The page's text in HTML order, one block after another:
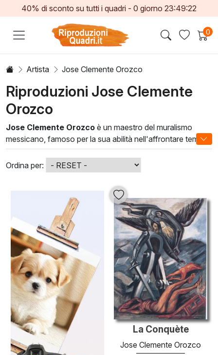
40% di sconto su tutti i quadri -0 giorno 23:49:21
0
Artista Jose Clemente Orozco
Riproduzioni Jose Clemente
Orozco
Jose Clemente Orozco è un maestro del muralismo
messicano, famoso per la sua abilità nell'affrontare temi
sociali e politici attraverso la sua arte. Le sue opere,
caratterizzate da forti contrasti cromatici e figure
espressive, riflettono le tensioni del suo tempo e offrono
uno sguardo profondo sulla condizione umana.
di Orozco sono una fusione di tecniche
innovative e stili visivi audaci, capaci di trasformare
qualsiasi spazio in un ambiente ricco di cultura e storia.
Scegliere un'opera di Orozco non solo arricchisce il
proprio arredamento, ma contribuisce anche a creare
un'atmosfera vibrante e riflessiva, perfetta per stimolare la
conversazione e l'ispirazione.
Ordina per:
La Conquète
Jose Clemente Orozco